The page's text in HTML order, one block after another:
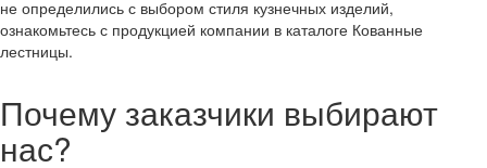
не определились с выбором стиля кузнечных изделий,
ознакомьтесь с продукцией компании в каталоге Кованные
лестницы.
Почему заказчики выбирают
нас?